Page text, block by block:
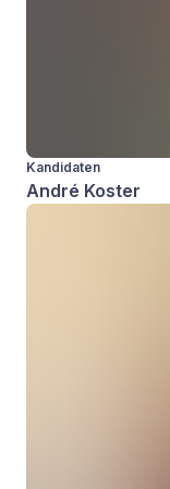
Kandidaten
André Koster